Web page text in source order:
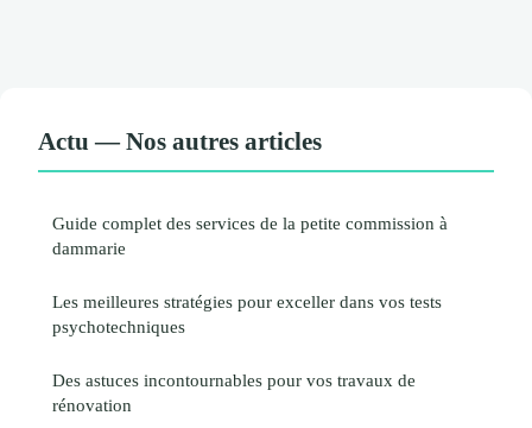
Actu — Nos autres articles
Guide complet des services de la petite commission à
dammarie
Les meilleures stratégies pour exceller dans vos tests
psychotechniques
Des astuces incontournables pour vos travaux de
rénovation